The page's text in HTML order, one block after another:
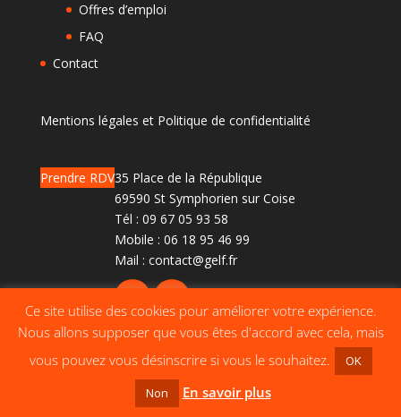
Offres d’emploi
FAQ
Contact
Mentions légales et Politique de confidentialité
Prendre RDV35 Place de la République
69590 St Symphorien sur Coise
Tél : 09 67 05 93 58
Mobile : 06 18 95 46 99
Mail : contact@gelf.fr
Ce site utilise des cookies pour améliorer votre expérience.
Nous allons supposer que vous êtes d'accord avec cela, mais
vous pouvez vous désinscrire si vous le souhaitez.
OK
Non
En savoir plus